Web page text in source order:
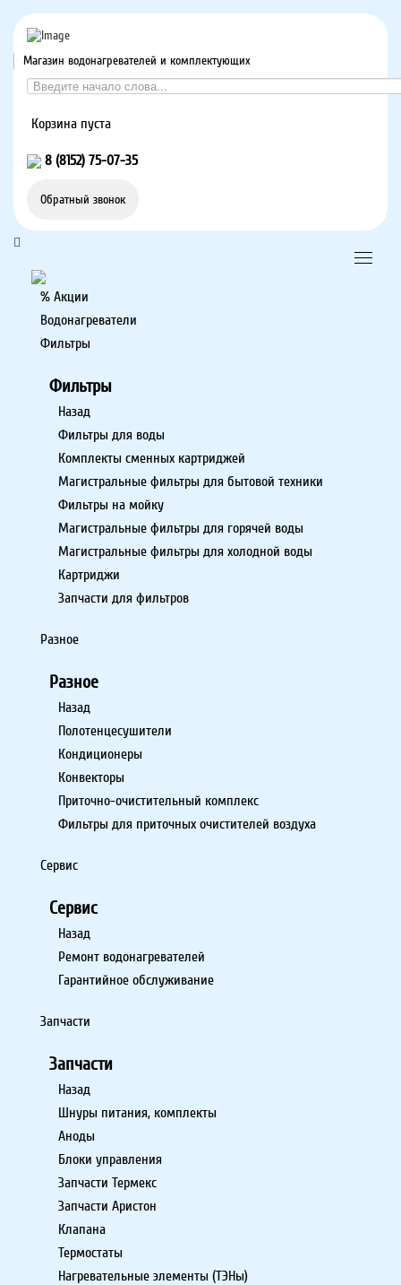
Магазин водонагревателей и комплектующих
Корзина пуста
8 (8152) 75-07-35
Обратный звонок
% Акции
Водонагреватели
Фильтры
Фильтры
Назад
Фильтры для воды
Комплекты сменных картриджей
Магистральные фильтры для бытовой техники
Фильтры на мойку
Магистральные фильтры для горячей воды
Магистральные фильтры для холодной воды
Картриджи
Запчасти для фильтров
Разное
Разное
Назад
Полотенцесушители
Кондиционеры
Конвекторы
Приточно-очистительный комплекс
Фильтры для приточных очистителей воздуха
Сервис
Сервис
Назад
Ремонт водонагревателей
Гарантийное обслуживание
Запчасти
Запчасти
Назад
Шнуры питания, комплекты
Аноды
Блоки управления
Запчасти Термекс
Запчасти Аристон
Клапана
Термостаты
Нагревательные элементы (ТЭНы)